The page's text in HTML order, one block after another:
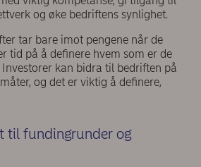
og øke bedriftens synlighet.
tar bare imot pengene når de
tid på å definere hvem som er de
kan bidra til bedriften på
og det er viktig å definere,
til fundingrunder og